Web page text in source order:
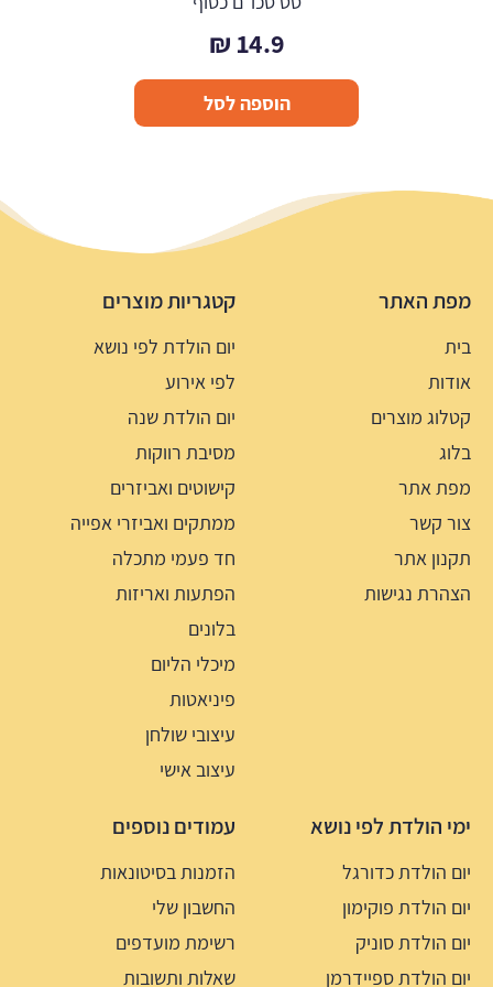
14.9
₪
הוספה לסל
מפת האתר
בית
אודות
קטלוג מוצרים
בלוג
מפת אתר
צור קשר
תקנון אתר
הצהרת נגישות
קטגריות מוצרים
יום הולדת לפי נושא
לפי אירוע
יום הולדת שנה
מסיבת רווקות
קישוטים ואביזרים
ממתקים ואביזרי אפייה
חד פעמי מתכלה
הפתעות ואריזות
בלונים
מיכלי הליום
פיניאטות
עיצובי שולחן
עיצוב אישי
ימי הולדת לפי נושא
יום הולדת כדורגל
יום הולדת פוקימון
יום הולדת סוניק
יום הולדת ספיידרמן
עמודים נוספים
הזמנות בסיטונאות
החשבון שלי
רשימת מועדפים
שאלות ותשובות